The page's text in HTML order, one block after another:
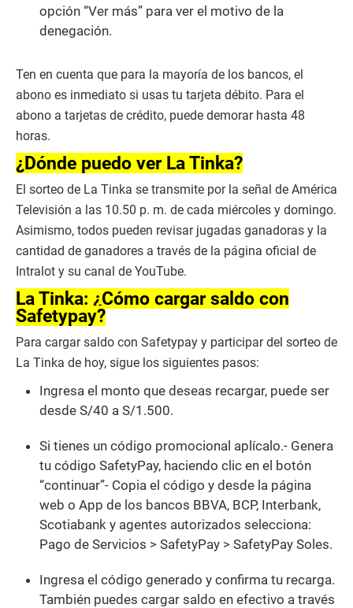
opción “Ver más” para ver el motivo de la
denegación.
Ten en cuenta que para la mayoría de los bancos, el
abono es inmediato si usas tu tarjeta débito. Para el
abono a tarjetas de crédito, puede demorar hasta 48
horas.
¿Dónde puedo ver La Tinka?
El sorteo de La Tinka se transmite por la señal de América
Televisión a las 10.50 p. m. de cada miércoles y domingo.
Asimismo, todos pueden revisar jugadas ganadoras y la
cantidad de ganadores a través de la página oficial de
Intralot y su canal de YouTube.
La Tinka: ¿Cómo cargar saldo con
Safetypay?
Para cargar saldo con Safetypay y participar del sorteo de
La Tinka de hoy, sigue los siguientes pasos:
Ingresa el monto que deseas recargar, puede ser
desde S/40 a S/1.500.
Si tienes un código promocional aplícalo.- Genera
tu código SafetyPay, haciendo clic en el botón
“continuar”- Copia el código y desde la página
web o App de los bancos BBVA, BCP, Interbank,
Scotiabank y agentes autorizados selecciona:
Pago de Servicios > SafetyPay > SafetyPay Soles.
Ingresa el código generado y confirma tu recarga.
También puedes cargar saldo en efectivo a través